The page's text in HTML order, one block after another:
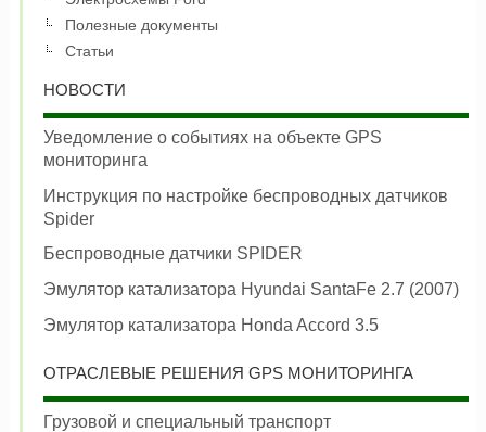
Полезные документы
Статьи
НОВОСТИ
Уведомление о событиях на объекте GPS
мониторинга
Инструкция по настройке беспроводных датчиков
Spider
Беспроводные датчики SPIDER
Эмулятор катализатора Hyundai SantaFe 2.7 (2007)
Эмулятор катализатора Honda Accord 3.5
ОТРАСЛЕВЫЕ РЕШЕНИЯ GPS МОНИТОРИНГА
Грузовой и специальный транспорт